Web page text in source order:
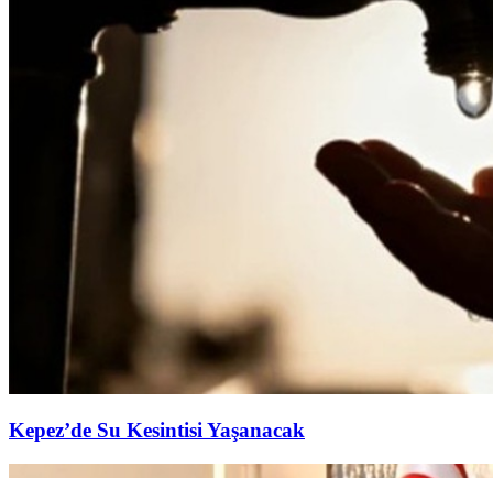
Kepez’de Su Kesintisi Yaşanacak